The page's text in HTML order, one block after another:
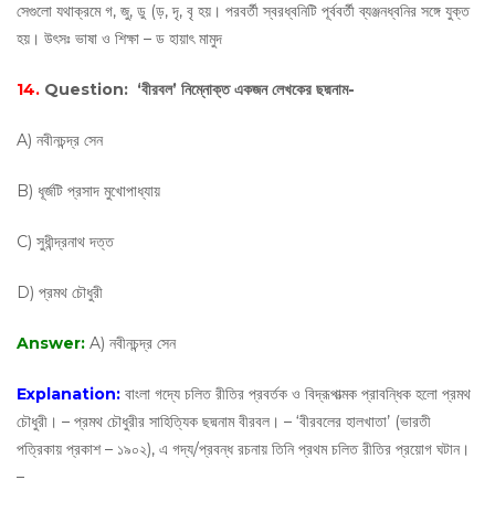
সেগুলাে যথাক্রমে গ, জু, ডু (ড়, দৃ, বৃ হয়। পরবর্তী স্বরধ্বনিটি পূর্ববর্তী ব্যঞ্জনধ্বনির সঙ্গে যুক্ত
হয়। উৎসঃ ভাষা ও শিক্ষা – ড হায়াৎ মামুদ
14. Question: ‘বীরবল’ নিম্নোক্ত একজন লেখকের ছদ্মনাম-
A) নবীনচন্দ্র সেন
B) ধূর্জটি প্রসাদ মুখোপাধ্যায়
C) সুধীন্দ্রনাথ দত্ত
D) প্রমথ চৌধুরী
Answer: A) নবীনচন্দ্র সেন
Explanation: বাংলা গদ্যে চলিত রীতির প্রবর্তক ও বিদ্রূপাত্মক প্রাবন্ধিক হলো প্রমথ
চৌধুরী। – প্রমথ চৌধুরীর সাহিত্যিক ছদ্মনাম বীরবল। – ‘বীরবলের হালখাতা’ (ভারতী
পত্রিকায় প্রকাশ – ১৯০২), এ গদ্য/প্রবন্ধ রচনায় তিনি প্রথম চলিত রীতির প্রয়োগ ঘটান।
–